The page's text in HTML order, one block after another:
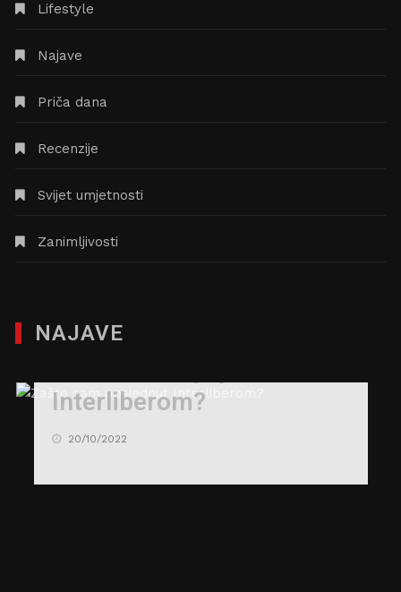
Lifestyle
Najave
Priča dana
Recenzije
Svijet umjetnosti
Zanimljivosti
NAJAVE
Interliberom?
20/10/2022